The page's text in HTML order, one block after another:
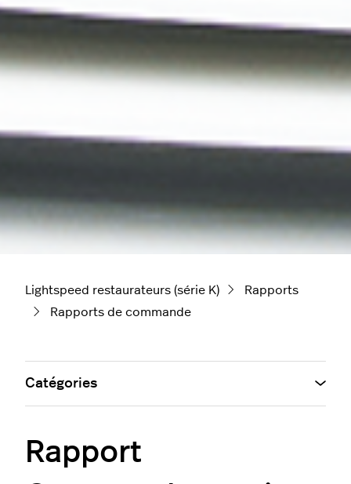
Lightspeed restaurateurs (série K)
Rapports
Rapports de commande
Rapport
Catégories